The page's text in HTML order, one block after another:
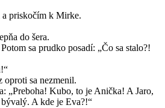
priskočím k Mirke.
do šera.
sa prudko posadí: „Čo sa stalo?!
oproti sa nezmenil.
„Preboha! Kubo, to je Anička! A Jaro,
A kde je Eva?!“